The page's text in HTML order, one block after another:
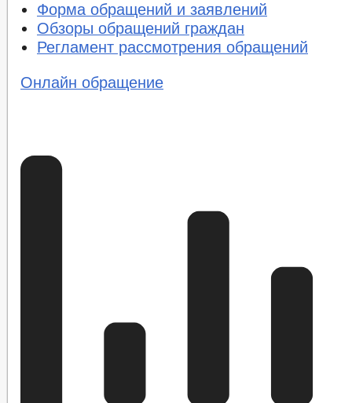
Форма обращений и заявлений
Обзоры обращений граждан
Регламент рассмотрения обращений
Онлайн обращение